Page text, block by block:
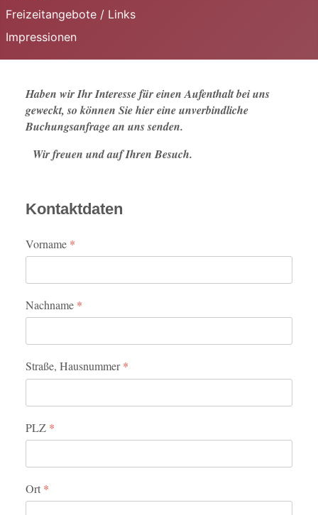
Freizeitangebote / Links
Impressionen
Haben wir Ihr Interesse für einen Aufenthalt bei uns
geweckt, so können Sie hier eine unverbindliche
Buchungsanfrage an uns senden.
Wir freuen und auf Ihren Besuch.
Kontaktdaten
Vorname *
Nachname *
Straße, Hausnummer*
PLZ *
Ort *